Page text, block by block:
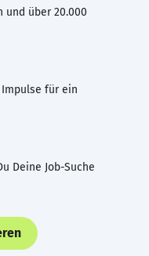
und über 20.000
für ein
Deine Job-Suche